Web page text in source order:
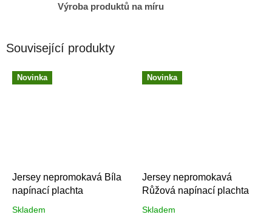
Výroba produktů na míru
Související produkty
Novinka
Jersey nepromokavá Bíla
napínací plachta
Skladem
Novinka
Jersey nepromokavá
Růžová napínací plachta
Skladem